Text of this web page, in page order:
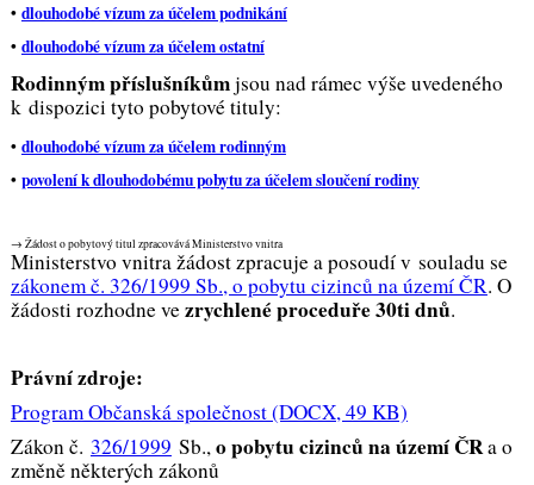
• dlouhodobé vízum za účelem podnikání
• dlouhodobé vízum za účelem ostatní
Rodinným příslušníkůmjsou nad rámec výše uvedeného
k dispozici tyto pobytové tituly:
• dlouhodobé vízum za účelem rodinným
• povolení k dlouhodobému pobytu za účelem sloučení rodiny
→ Žádost o pobytový titul zpracovává Ministerstvo vnitra
Ministerstvo vnitra žádost zpracuje a posoudí v souladu se
zákonem č. 326/1999 Sb., o pobytu cizinců na území ČR. O
žádosti rozhodne vezrychlené proceduře 30ti dnů.
Právní zdroje:
Program Občanská společnost (DOCX, 49 KB)
Zákon č. 326/1999 Sb.,o pobytu cizinců na území ČRa o
změně některých zákonů